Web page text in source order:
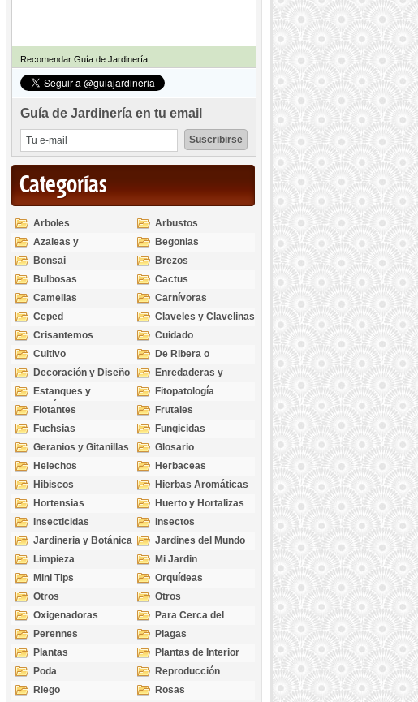
Recomendar Guía de Jardinería
Guía de Jardinería en tu email
Categorías
Arboles
Arbustos
Azaleas y
Rododendros
Begonias
Bonsai
Brezos
Bulbosas
Cactus
Camelias
Carnívoras
Ceped
Claveles y Clavelinas
Crisantemos
Cuidado
Cultivo
De Ribera o
Palustres
Decoración y Diseño
Enredaderas y
cubresuelos
Estanques y
Acuáticas
Fitopatología
Flotantes
Frutales
Fuchsias
Fungicidas
Geranios y Gitanillas
Glosario
Helechos
Herbaceas
Hibiscos
Hierbas Aromáticas
Hortensias
Huerto y Hortalizas
Insecticidas
Insectos
Jardineria y Botánica
Jardines del Mundo
Limpieza
Mi Jardin
Mini Tips
Orquídeas
Otros
Otros
Oxigenadoras
Para Cerca del
Estanque
Perennes
Plagas
Plantas
Plantas de Interior
Poda
Reproducción
Riego
Rosas